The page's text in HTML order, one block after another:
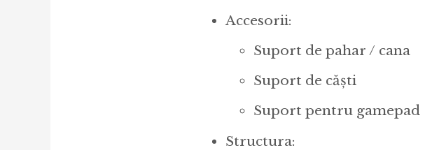
Accesorii:
Suport de pahar / cana
Suport de căști
Suport pentru gamepad
Structura: